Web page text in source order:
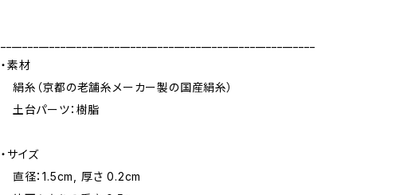
・素材
絹糸（京都の老舗糸メーカー製の国産絹糸）
土台パーツ：樹脂
・サイズ
直径：1.5cm, 厚さ 0.2cm